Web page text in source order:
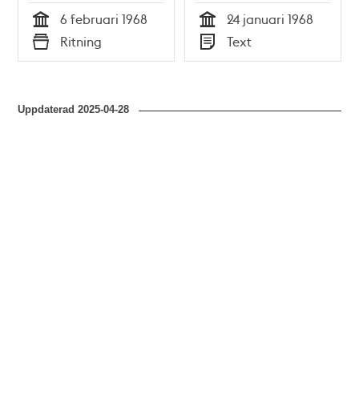
Tid
6 februari 1968
Typ
Ritning Tid
24 januari 1968
Typ
Text
Uppdaterad2025-04-28